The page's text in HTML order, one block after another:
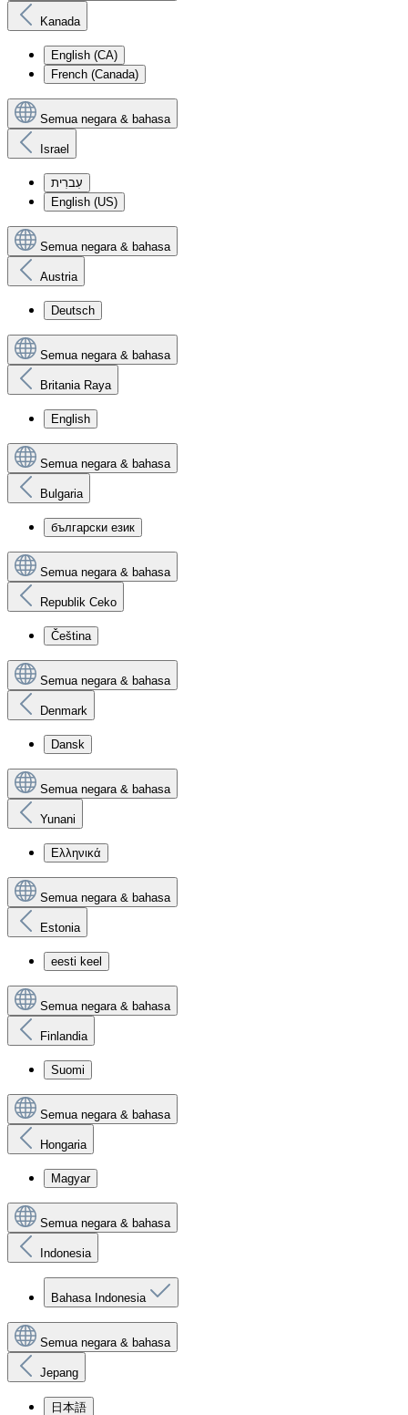
Kanada
English (CA)
French (Canada)
Semua negara & bahasa
Israel
עִברִית
English (US)
Semua negara & bahasa
Austria
Deutsch
Semua negara & bahasa
Britania Raya
English
Semua negara & bahasa
Bulgaria
български език
Semua negara & bahasa
Republik Ceko
Čeština
Semua negara & bahasa
Denmark
Dansk
Semua negara & bahasa
Yunani
Ελληνικά
Semua negara & bahasa
Estonia
eesti keel
Semua negara & bahasa
Finlandia
Suomi
Semua negara & bahasa
Hongaria
Magyar
Semua negara & bahasa
Indonesia
Bahasa Indonesia
Semua negara & bahasa
Jepang
日本語